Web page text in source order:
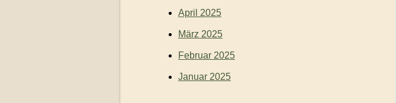
April 2025
März 2025
Februar 2025
Januar 2025